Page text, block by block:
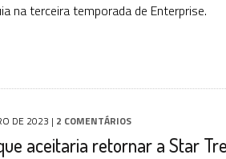
na terceira temporada de Enterprise.
DE 2023 | 2 COMENTÁRIOS
aceitaria retornar a Star